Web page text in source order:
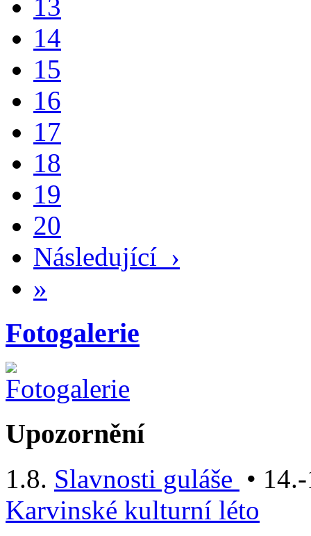
13
14
15
16
17
18
19
20
Následující ›
»
Fotogalerie
Upozornění
1.8. Slavnosti guláše •
Karvinské kulturní léto